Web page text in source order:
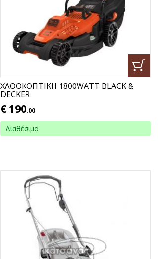
ΧΛΟΟΚΟΠΤΙΚΗ 1800WATT BLACK &
DECKER
€ 190.00
Διαθέσιμο